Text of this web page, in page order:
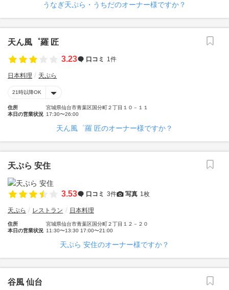
うなぎ天ぷら・うちだのオーナー様ですか？
天ん風゜羅 匠
3.23
口コミ 1件
日本料理 天ぷら
21時以降OK
住所
宮城県仙台市青葉区国分町２丁目１０－１１
本日の営業状況 17:30〜26:00
天ん風゜羅 匠のオーナー様ですか？
天ぷら 安住
3.53 口コミ 3件 写真 1枚
天ぷら レストラン 日本料理
住所
宮城県仙台市青葉区国分町２丁目１２－２０
本日の営業状況 11:30〜13:30 17:00〜21:00
天ぷら 安住のオーナー様ですか？
谷風 仙台